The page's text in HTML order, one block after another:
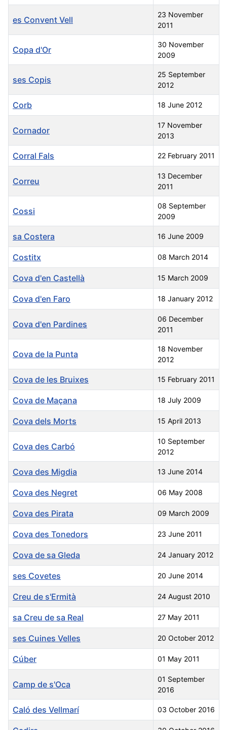
es Convent Vell
23 November
2011
Copa d'Or
30 November
2009
ses Copis
25 September
2012
Corb 18 June 2012
Cornador
17 November
2013
Corral Fals 22 February 2011
Correu
13 December
2011
Cossi
08 September
2009
sa Costera 16 June 2009
Costitx 08 March 2014
Cova d'en Castellà 15 March 2009
Cova d'en Faro 18 January 2012
Cova d'en Pardines
06 December
2011
Cova de la Punta
18 November
2012
Cova de les Bruixes 15 February 2011
Cova de Maçana 18 July 2009
Cova dels Morts 15 April 2013
Cova des Carbó
10 September
2012
Cova des Migdia 13 June 2014
Cova des Negret 06 May 2008
Cova des Pirata 09 March 2009
Cova des Tonedors 23 June 2011
Cova de sa Gleda 24 January 2012
ses Covetes 20 June 2014
Creu de s'Ermità 24 August 2010
sa Creu de sa Real 27 May 2011
ses Cuines Velles 20 October 2012
Cúber 01 May 2011
Camp de s'Oca
01 September
2016
Caló des Vellmarí 03 October 2016